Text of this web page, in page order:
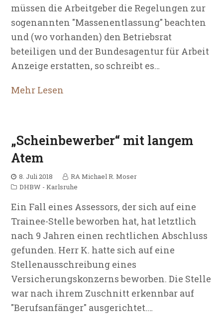
müssen die Arbeitgeber die Regelungen zur
sogenannten "Massenentlassung" beachten
und (wo vorhanden) den Betriebsrat
beteiligen und der Bundesagentur für Arbeit
Anzeige erstatten, so schreibt es…
Mehr Lesen
„Scheinbewerber“ mit langem
Atem
8. Juli 2018
RA Michael R. Moser
DHBW - Karlsruhe
Ein Fall eines Assessors, der sich auf eine
Trainee-Stelle beworben hat, hat letztlich
nach 9 Jahren einen rechtlichen Abschluss
gefunden. Herr K. hatte sich auf eine
Stellenausschreibung eines
Versicherungskonzerns beworben. Die Stelle
war nach ihrem Zuschnitt erkennbar auf
"Berufsanfänger" ausgerichtet.…